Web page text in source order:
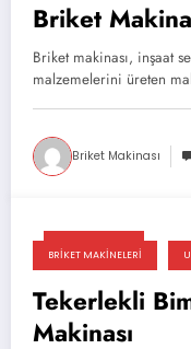
Briket
Briket makinası, inşaat
malzemelerini üreten
Briket Makinası
03/03/2025
BRIKET MAKINELERI
Tekerlekli
Makinası